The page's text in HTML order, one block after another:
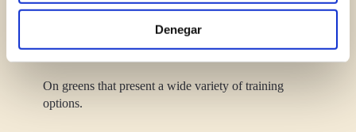
Denegar
In addition, in the practice area you can also practice
the shorter game around the green and putting.
On greens that present a wide variety of training
options.